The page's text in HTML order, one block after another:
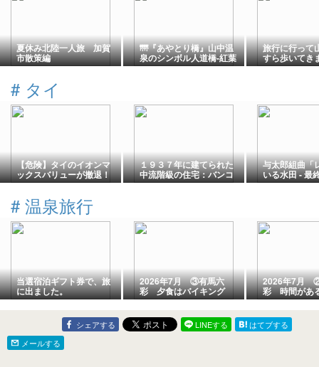
夏休み北陸一人旅 加賀
市散策編
🌁『あやとり橋』山中温
泉のシンボル人道橋-紅葉
名所を土木女子さんぽ
旅行に行って
すら歩いて
晩ごはん☆
# タイ
【危険】タイのイオンマ
ックスバリューが撤退！
１９３７年に建てられた
中流階級の住宅：バンコ
キアン ミュージアム
与太郎組曲「
いる水田 - 最
# 温泉旅行
当選宿泊ギフト券で、旅
に出ました。
2026年7月 ③有馬六
彩 夕食はバイキング
2026年7月
彩 時間があ
シェアする LINEする
はてブする
メールする